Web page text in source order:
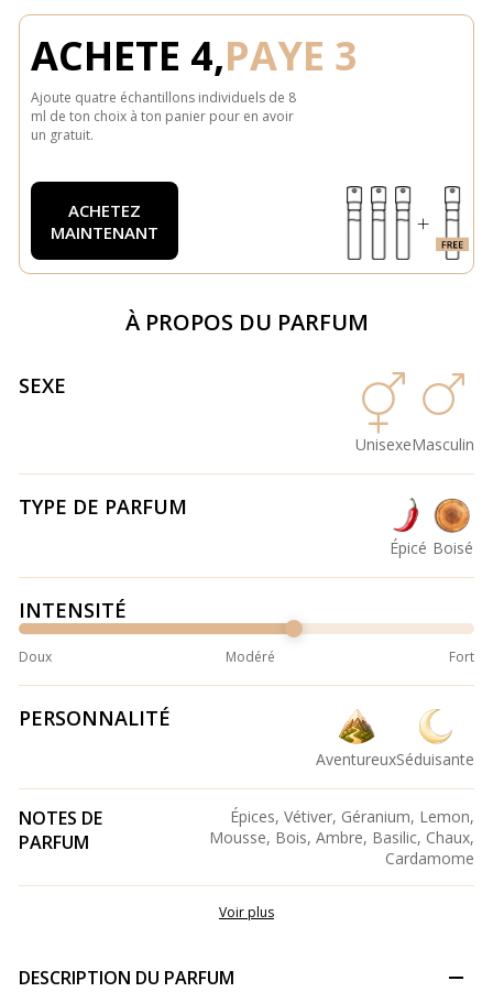
ACHETE 4,PAYE 3
Ajoute quatre échantillons individuels de 8
ml de ton choix à ton panier pour en avoir
un gratuit.
ACHETEZ
MAINTENANT
À PROPOS DU PARFUM
SEXE
UnisexeMasculin
TYPE DE PARFUM
Épicé Boisé
INTENSITÉ
Doux Modéré Fort
PERSONNALITÉ
AventureuxSéduisante
NOTES DE
PARFUM
Épices, Vétiver, Géranium, Lemon,
Mousse, Bois, Ambre, Basilic, Chaux,
Cardamome
Voir plus
DESCRIPTION DU PARFUM